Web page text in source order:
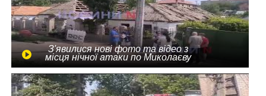
З'явилися нові фото та відео з
місця нічної атаки по Миколаєву